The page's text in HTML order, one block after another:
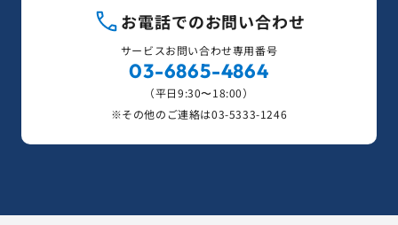
お電話でのお問い合わせ
サービスお問い合わせ専用番号
03-6865-4864
（平日9:30〜18:00）
※その他のご連絡は03-5333-1246